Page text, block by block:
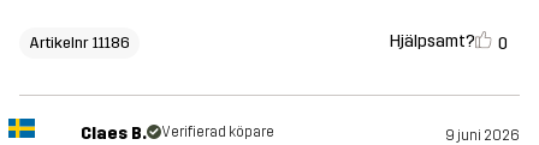
Artikelnr 11186 Hjälpsamt? 0
Claes B. Verifierad köpare 9 juni 2026